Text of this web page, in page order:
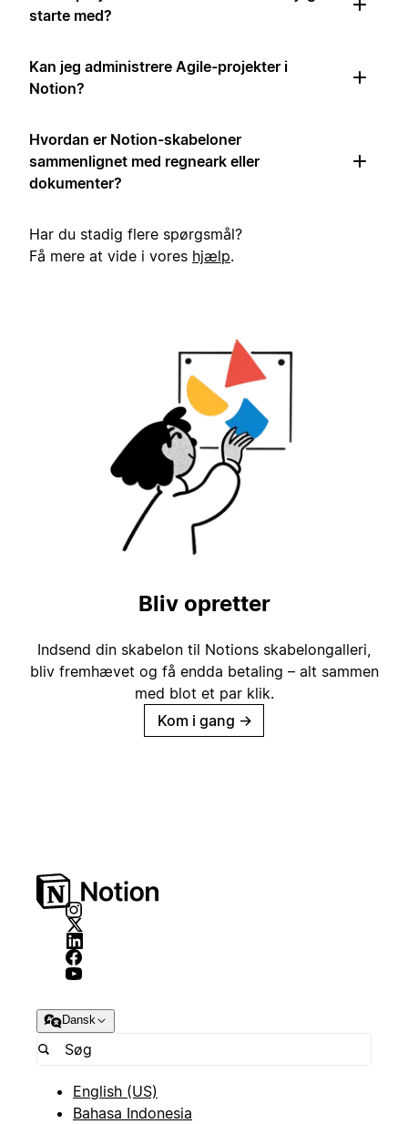
starte med?
Kan jeg administrere Agile-projekter i
Notion?
Hvordan er Notion-skabeloner
sammenlignet med regneark eller
dokumenter?
Har du stadig flere spørgsmål?
Få mere at vide i vores hjælp.
Bliv opretter
Indsend din skabelon til Notions skabelongalleri,
bliv fremhævet og få endda betaling – alt sammen
med blot et par klik.
Kom i gang →
Dansk
English (US)
Bahasa Indonesia